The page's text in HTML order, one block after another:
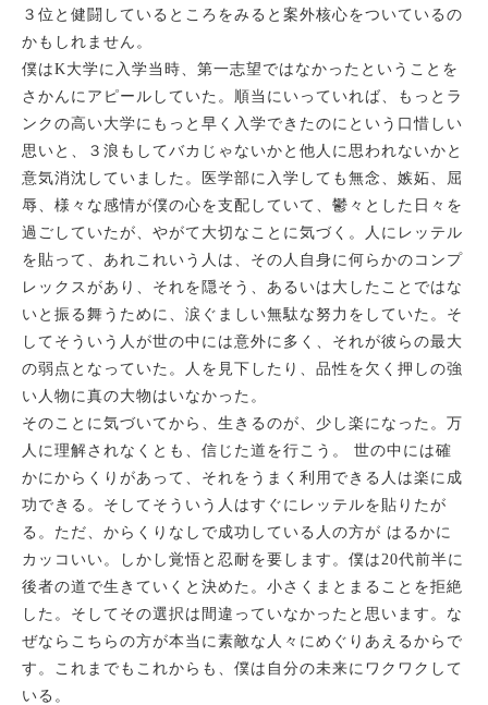
３位と健闘しているところをみると案外核心をついているの
かもしれません。
僕はK大学に入学当時、第一志望ではなかったということを
さかんにアピールしていた。順当にいっていれば、もっとラ
ンクの高い大学にもっと早く入学できたのにという口惜しい
思いと、３浪もしてバカじゃないかと他人に思われないかと
意気消沈していました。医学部に入学しても無念、嫉妬、屈
辱、様々な感情が僕の心を支配していて、鬱々とした日々を
過ごしていたが、やがて大切なことに気づく。人にレッテル
を貼って、あれこれいう人は、その人自身に何らかのコンプ
レックスがあり、それを隠そう、あるいは大したことではな
いと振る舞うために、涙ぐましい無駄な努力をしていた。そ
してそういう人が世の中には意外に多く、それが彼らの最大
の弱点となっていた。人を見下したり、品性を欠く押しの強
い人物に真の大物はいなかった。
そのことに気づいてから、生きるのが、少し楽になった。万
人に理解されなくとも、信じた道を行こう。 世の中には確
かにからくりがあって、それをうまく利用できる人は楽に成
功できる。そしてそういう人はすぐにレッテルを貼りたが
る。ただ、からくりなしで成功している人の方が はるかに
カッコいい。しかし覚悟と忍耐を要します。僕は20代前半に
後者の道で生きていくと決めた。小さくまとまることを拒絶
した。そしてその選択は間違っていなかったと思います。な
ぜならこちらの方が本当に素敵な人々にめぐりあえるからで
す。これまでもこれからも、僕は自分の未来にワクワクして
いる。